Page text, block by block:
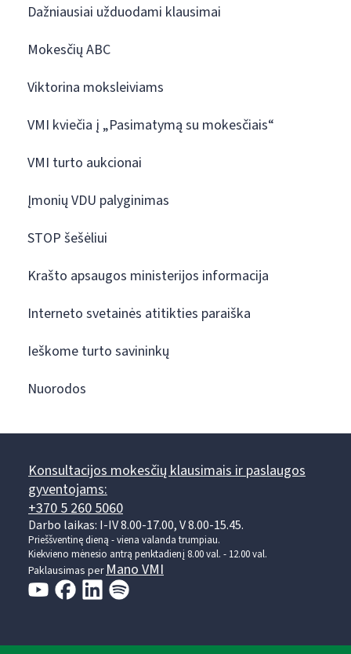
Dažniausiai užduodami klausimai
Mokesčių ABC
Viktorina moksleiviams
VMI kviečia į „Pasimatymą su mokesčiais“
VMI turto aukcionai
Įmonių VDU palyginimas
STOP šešėliui
Krašto apsaugos ministerijos informacija
Interneto svetainės atitikties paraiška
Ieškome turto savininkų
Nuorodos
Konsultacijos mokesčių klausimais ir paslaugos
gyventojams:
+370 5 260 5060
Darbo laikas: I-IV 8.00-17.00, V 8.00-15.45.
Prieššventinę dieną - viena valanda trumpiau.
Kiekvieno mėnesio antrą penktadienį 8.00 val. - 12.00 val.
Paklausimas perMano VMI